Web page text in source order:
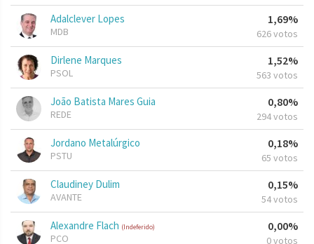
Adalclever Lopes
MDB
1,69%
626 votos
Dirlene Marques
PSOL
1,52%
563 votos
João Batista Mares Guia
REDE
0,80%
294 votos
Jordano Metalúrgico
PSTU
0,18%
65 votos
Claudiney Dulim
AVANTE
0,15%
54 votos
Alexandre Flach (Indeferido)
PCO
0,00%
0 votos